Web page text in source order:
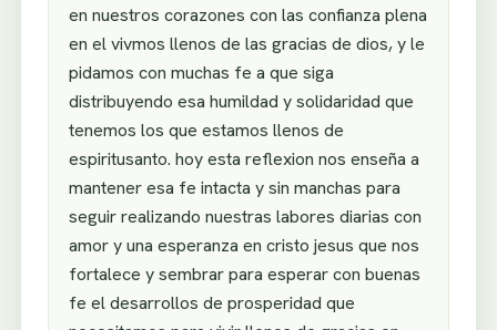
en nuestros corazones con las confianza plena
en el vivmos llenos de las gracias de dios, y le
pidamos con muchas fe a que siga
distribuyendo esa humildad y solidaridad que
tenemos los que estamos llenos de
espiritusanto. hoy esta reflexion nos enseña a
mantener esa fe intacta y sin manchas para
seguir realizando nuestras labores diarias con
amor y una esperanza en cristo jesus que nos
fortalece y sembrar para esperar con buenas
fe el desarrollos de prosperidad que